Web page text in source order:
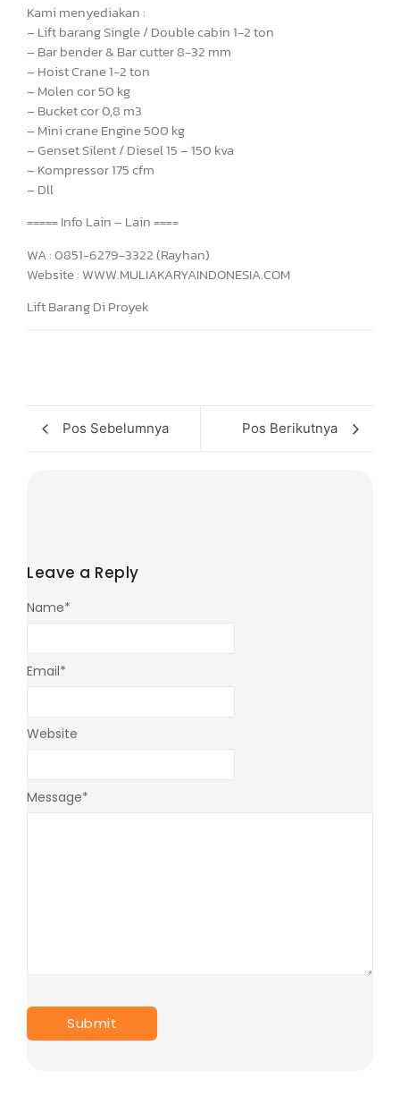
Kami menyediakan :
– Lift barang Single / Double cabin 1-2 ton
– Bar bender & Bar cutter 8-32 mm
– Hoist Crane 1-2 ton
– Molen cor 50 kg
– Bucket cor 0,8 m3
– Mini crane Engine 500 kg
– Genset Silent / Diesel 15 – 150 kva
– Kompressor 175 cfm
– Dll
===== Info Lain – Lain ====
WA : 0851-6279-3322 (Rayhan)
Website : WWW.MULIAKARYAINDONESIA.COM
Lift Barang Di Proyek
Pos Sebelumnya Pos Berikutnya
Leave a Reply
Message*
Name*
Email*
Website